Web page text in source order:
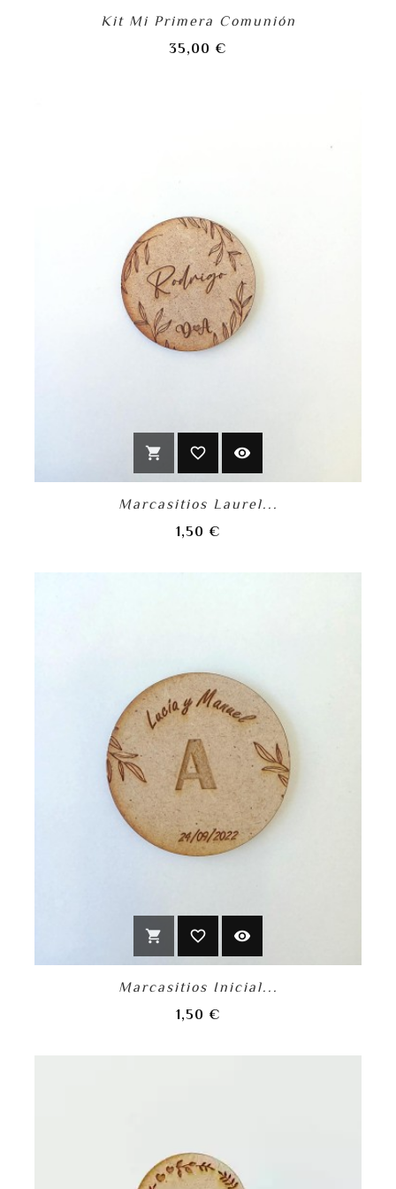
Kit Mi Primera Comunión
35,00 €
shopping_cart favorite_border visibility
Marcasitios Laurel...
1,50 €
shopping_cart favorite_border visibility
Marcasitios Inicial...
1,50 €